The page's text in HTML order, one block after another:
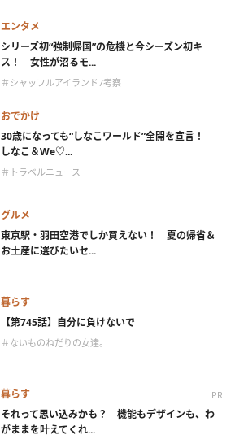
エンタメ
シリーズ初“強制帰国”の危機と今シーズン初キ
ス！ 女性が沼るモ...
＃シャッフルアイランド7考察
おでかけ
30歳になっても“しなこワールド”全開を宣言！
しなこ＆We♡...
＃トラベルニュース
グルメ
東京駅・羽田空港でしか買えない！ 夏の帰省＆
お土産に選びたいセ...
暮らす
【第745話】自分に負けないで
＃ないものねだりの女達。
暮らす PR
それって思い込みかも？ 機能もデザインも、わ
がままを叶えてくれ...